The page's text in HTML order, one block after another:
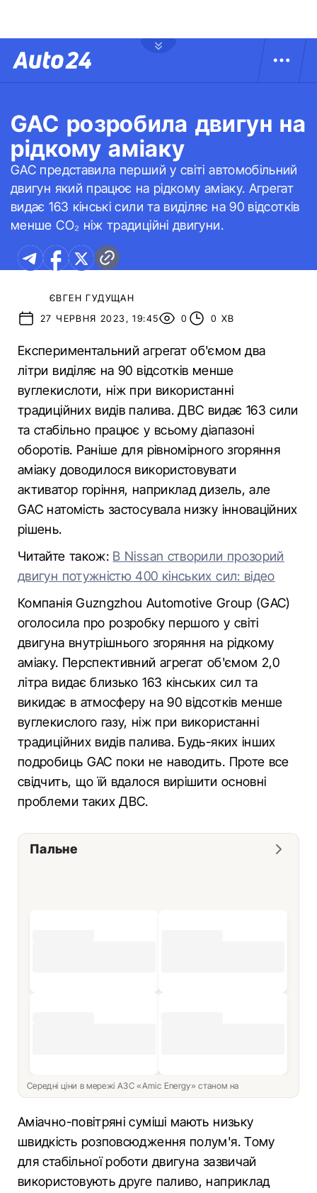
GAC розробила двигун на
рідкому аміаку
GAC представила перший у світі автомобільний
двигун який працює на рідкому аміаку. Агрегат
видає 163 кінські сили та виділяє на 90 відсотків
менше CO₂ ніж традиційні двигуни.
ЄВГЕН ГУДУЩАН
27 ЧЕРВНЯ 2023, 19:45
0 0 ХВ
Експериментальний агрегат об'ємом два
літри виділяє на 90 відсотків менше
вуглекислоти, ніж при використанні
традиційних видів палива. ДВС видає 163 сили
та стабільно працює у всьому діапазоні
оборотів. Раніше для рівномірного згоряння
аміаку доводилося використовувати
активатор горіння, наприклад дизель, але
GAC натомість застосувала низку інноваційних
рішень.
Читайте також: В Nissan створили прозорий
двигун потужністю 400 кінських сил: відео
Компанія Guzngzhou Automotive Group (GAC)
оголосила про розробку першого у світі
двигуна внутрішнього згоряння на рідкому
аміаку. Перспективний агрегат об'ємом 2,0
літра видає близько 163 кінських сил та
викидає в атмосферу на 90 відсотків менше
вуглекислого газу, ніж при використанні
традиційних видів палива. Будь-яких інших
подробиць GAC поки не наводить. Проте все
свідчить, що їй вдалося вирішити основні
проблеми таких ДВС.
Пальне
Середні ціни в мережі АЗС «Amic Energy» станом на
Аміачно-повітряні суміші мають низьку
швидкість розповсюдження полум'я. Тому
для стабільної роботи двигуна зазвичай
використовують друге паливо, наприклад